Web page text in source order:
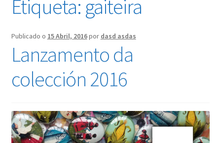
Contacto
A miña conta
Etiqueta: gaiteira
Publicado o 15 Abril, 2016por dasd asdas
Lanzamento da
colección 2016